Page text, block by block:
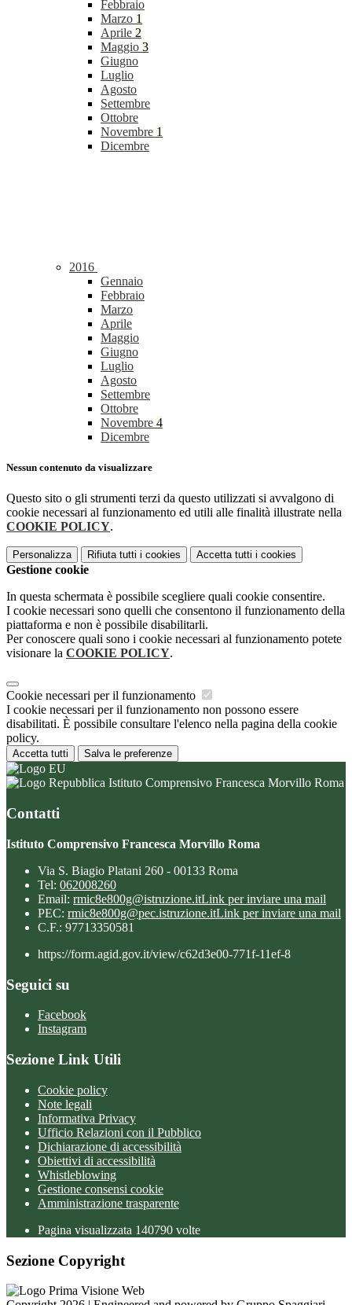
Febbraio
Marzo 1
Aprile 2
Maggio 3
Giugno
Luglio
Agosto
Settembre
Ottobre
Novembre 1
Dicembre
2016
Gennaio
Febbraio
Marzo
Aprile
Maggio
Giugno
Luglio
Agosto
Settembre
Ottobre
Novembre 4
Dicembre
Nessun contenuto da visualizzare
Questo sito o gli strumenti terzi da questo utilizzati si avvalgono di
cookie necessari al funzionamento ed utili alle finalità illustrate nella
COOKIE POLICY.
Personalizza Rifiuta tutti i cookies Accetta tutti i cookies
Gestione cookie
In questa schermata è possibile scegliere quali cookie consentire.
I cookie necessari sono quelli che consentono il funzionamento della
piattaforma e non è possibile disabilitarli.
Per conoscere quali sono i cookie necessari al funzionamento potete
visionare la COOKIE POLICY.
Cookie necessari per il funzionamento
I cookie necessari per il funzionamento non possono essere
disabilitati. È possibile consultare l'elenco nella pagina della cookie
policy.
Accetta tutti Salva le preferenze
Istituto Comprensivo Francesca Morvillo Roma
Contatti
Istituto Comprensivo Francesca Morvillo Roma
Via S. Biagio Platani 260 - 00133 Roma
Tel: 062008260
Email: rmic8e800g@istruzione.itLink per inviare una mail
PEC: rmic8e800g@pec.istruzione.itLink per inviare una mail
C.F.: 97713350581
https://form.agid.gov.it/view/c62d3e00-771f-11ef-8
Seguici su
Facebook
Instagram
Sezione Link Utili
Cookie policy
Note legali
Informativa Privacy
Ufficio Relazioni con il Pubblico
Dichiarazione di accessibilità
Obiettivi di accessibilità
Whistleblowing
Gestione consensi cookie
Amministrazione trasparente
Pagina visualizzata 140790 volte
Sezione Copyright